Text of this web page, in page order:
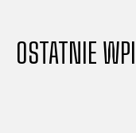
OSTATNIE